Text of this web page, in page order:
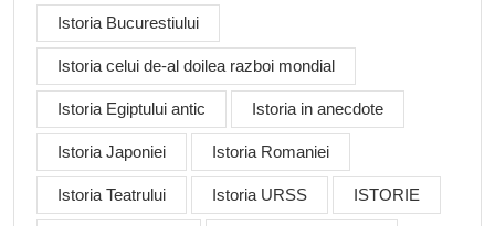
Istoria Bucurestiului
Istoria celui de-al doilea razboi mondial
Istoria Egiptului antic Istoria in anecdote
Istoria Japoniei Istoria Romaniei
Istoria Teatrului Istoria URSS ISTORIE